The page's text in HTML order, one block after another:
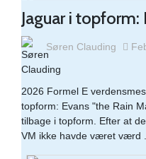
Jaguar i
Søren Clauding
2026 Formel E
topform: Evans "the Rain
tilbage i topform. Efter at
VM ikke havde været værd ...